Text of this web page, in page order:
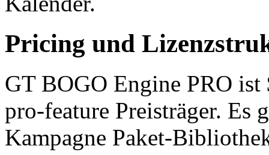
Pricing und
GT BOGO Engine PRO ist
pro-feature Preisträger.
Kampagne Paket-